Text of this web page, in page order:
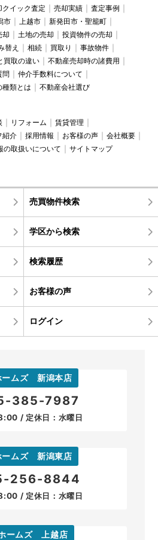
クイック査定 売却実績
査定事例
市 上越市
新発田市・聖籠町
却 土地の売却
投資物件の売却
替え 相続 買取り
事故物件
買取の違い
不動産売却時の諸費用
問
仲介手数料について
種類とは 不動産会社選び
リフォーム
賃貸管理
紹介 採用情報 お客様の声
会社概要
の取扱いについて サイトマップ
売買物件検索
学区から検索
検索履歴
お客様の声
ログイン
ームズ 新潟本店
385-7987
/ 定休日：水曜日
ームズ 新潟東店
256-8844
/ 定休日：水曜日
ームズ 上越店